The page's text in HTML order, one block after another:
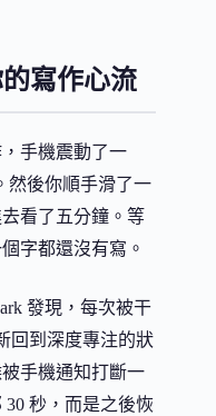
寫作心流
手機震動了一
然後你順手滑了一
看了五分鐘。等
字都還沒有寫。
發現，每次被干
回到深度專注的狀
手機通知打斷一
秒，而是之後恢